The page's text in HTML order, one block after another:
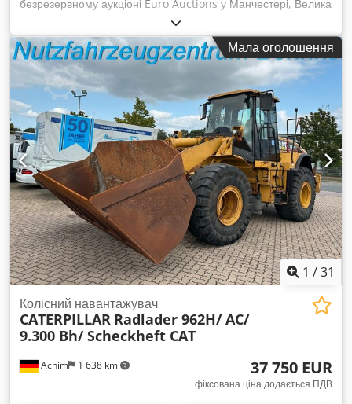
безрезервному аукціоні Euro Auctions у Манчестері, Велика
Британія, 10 березня. Для отримання додаткової
інформації звертайтесь до Дермота. Dwodeymfw Hopfx Al
Asa
Мала оголошення
1 /31
Achim 1 638 km
Колісний навантажувач
CATERPILLAR Radlader 962H/ AC/
9.300 Bh/ Scheckheft CAT
37 750 EUR
фіксована ціна додається ПДВ